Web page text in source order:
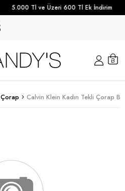
5.000 Tl ve Üzeri 600 Tl Ek İndirim
Çorap Calvin Klein Kadın Tekli Çorap